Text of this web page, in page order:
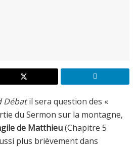
Débatil sera question des «
du Sermon sur la montagne,
de Matthieu(Chapitre 5
plus brièvement dans